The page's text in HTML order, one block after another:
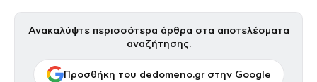
Ανακαλύψτε περισσότερα άρθρα στα αποτελέσματα
αναζήτησης.
Προσθήκη του dedomeno.gr στην Google